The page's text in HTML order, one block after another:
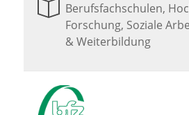
Berufsfachschulen,
Forschung, Soziale
& Weiterbildung